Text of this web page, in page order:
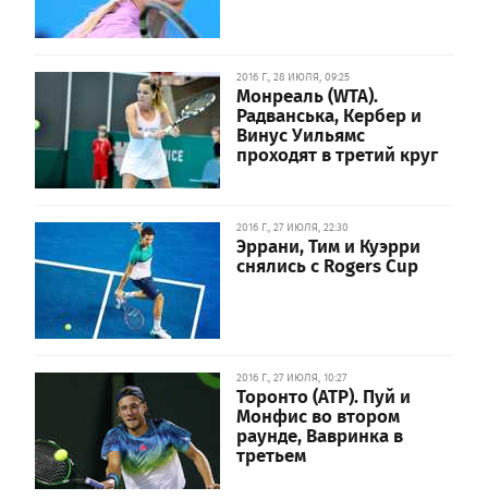
2016 Г., 28 ИЮЛЯ, 09:25
Монреаль (WTA).
Радванська, Кербер и
Винус Уильямс
проходят в третий круг
2016 Г., 27 ИЮЛЯ, 22:30
Эррани, Тим и Куэрри
снялись с Rogers Cup
2016 Г., 27 ИЮЛЯ, 10:27
Торонто (АТР). Пуй и
Монфис во втором
раунде, Вавринка в
третьем